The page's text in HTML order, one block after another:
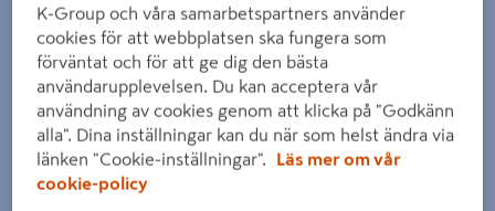
SKÄRMVÄGG SVEDBERGS
SKOGA RAK SVART MATT
RÖK INTHT 97X198X3CM
6 140 kr/ ST
SKÄRMVÄGG SVEDBERGS
SKOGA VIK SVART MATT
HALVFROST INTHT
76,3X3X198CM
8 470 kr/ ST
K-Group och våra samarbetspartners använder
cookies för att webbplatsen ska fungera som
förväntat och för att ge dig den bästa
användarupplevelsen. Du kan acceptera vår
användning av cookies genom att klicka på "Godkänn
alla". Dina inställningar kan du när som helst ändra via
länken "Cookie-inställningar".
Läs mer om vår
cookie-policy